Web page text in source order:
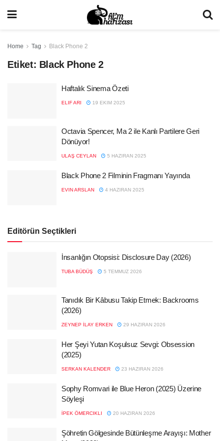
Home Tag Black Phone 2
Etiket: Black Phone 2
Haftalık Sinema Özeti
ELIF ARI 19 EKIM 2025
Octavia Spencer, Ma 2 ile Kanlı Partilere Geri
Dönüyor!
ULAŞ CEYLAN 5 HAZIRAN 2025
Black Phone 2 Filminin Fragmanı Yayında
EVIN ARSLAN 4 HAZIRAN 2025
Editörün Seçtikleri
İnsanlığın Otopsisi: Disclosure Day (2026)
TUBA BÜDÜŞ 5 TEMMUZ 2026
Tanıdık Bir Kâbusu Takip Etmek: Backrooms
(2026)
ZEYNEP İLAY ERKEN 29 HAZIRAN 2026
Her Şeyi Yutan Koşulsuz Sevgi: Obsession
(2025)
SERKAN KALENDER 23 HAZIRAN 2026
Sophy Romvari ile Blue Heron (2025) Üzerine
Söyleşi
İPEK ÖMERCIKLI 20 HAZIRAN 2026
Şöhretin Gölgesinde Bütünleşme Arayışı: Mother